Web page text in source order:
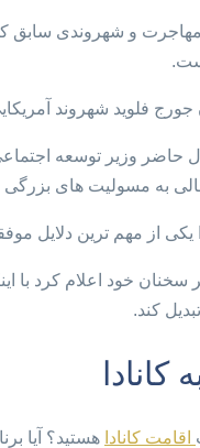
و شهروندی سابق
فلوید شهروند
حاضر وزیر توسعه
خالی به مسولیت های
یکی از مهم ترین دلایل
خود اعلام کرد با
کند.
اقامت کانادا هستید؟ آیا